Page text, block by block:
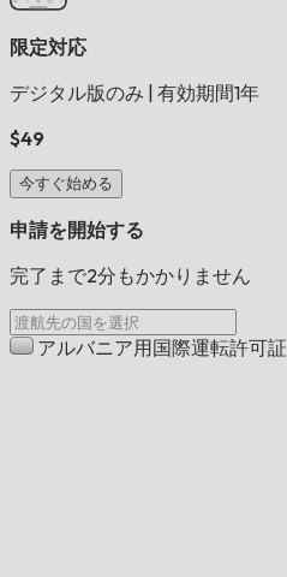
限定対応
デジタル版のみ 有効期間1年
$49
今すぐ始める
申請を開始する
完了まで2分もかかりません
アルバニア用国際運転許可証